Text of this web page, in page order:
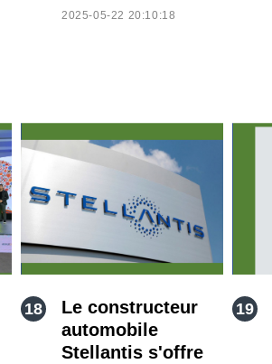
2025-05-22 20:10:18
Le constructeur
automobile
Stellantis s'offre